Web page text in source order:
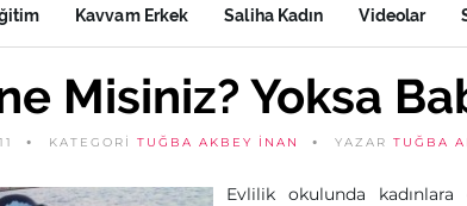
Kavvam Erkek Saliha Kadın Videolar
Misiniz? Yoksa
KATEGORİ TUĞBA AKBEY İNAN YAZAR TUĞBA
Evlilik okulunda